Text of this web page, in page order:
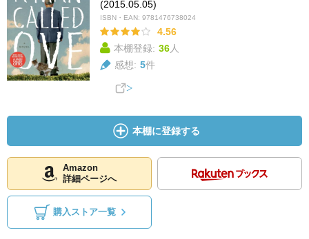
(2015.05.05)
ISBN・EAN: 9781476738024
4.56
本棚登録: 36人
感想: 5件
本棚に登録する
Amazon
詳細ページへ
購入ストア一覧